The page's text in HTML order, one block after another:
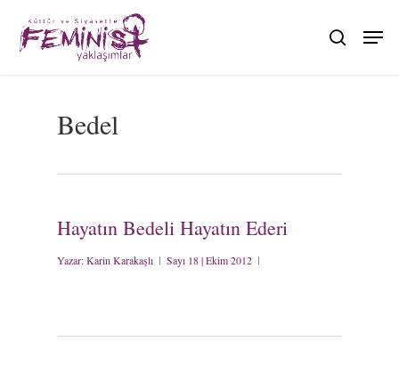
main
search
Bedel
Hayatın Bedeli Hayatın Ederi
Yazar:Karin Karakaşlı Sayı 18 | Ekim 2012